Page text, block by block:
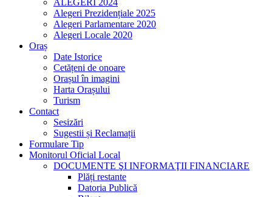
ALEGERI 2024
Alegeri Prezidențiale 2025
Alegeri Parlamentare 2020
Alegeri Locale 2020
Oraș
Date Istorice
Cetățeni de onoare
Orașul în imagini
Harta Orașului
Turism
Contact
Sesizări
Sugestii și Reclamații
Formulare Tip
Monitorul Oficial Local
DOCUMENTE ŞI INFORMAŢII FINANCIARE
Plăți restante
Datoria Publică